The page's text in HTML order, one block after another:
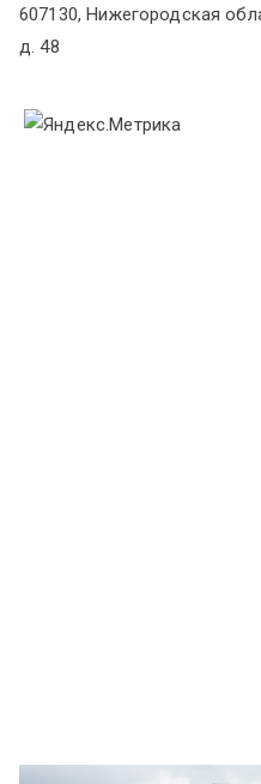
607130, Нижегородская
д. 48